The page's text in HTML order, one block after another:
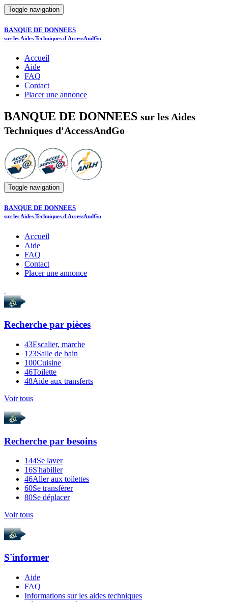
Toggle navigation
BANQUE DE DONNEES
sur les Aides Techniques d'AccessAndGo
Accueil
Aide
FAQ
Contact
Placer une annonce
BANQUE DE DONNEES sur les Aides
Techniques d'AccessAndGo
Toggle navigation
BANQUE DE DONNEES
sur les Aides Techniques d'AccessAndGo
Accueil
Aide
FAQ
Contact
Placer une annonce
Recherche par pièces
43Escalier, marche
123Salle de bain
100Cuisine
46Toilette
48Aide aux transferts
Voir tous
Recherche par besoins
144Se laver
16S'habiller
46Aller aux toilettes
60Se transférer
80Se déplacer
Voir tous
S'informer
Aide
FAQ
Informations sur les aides techniques